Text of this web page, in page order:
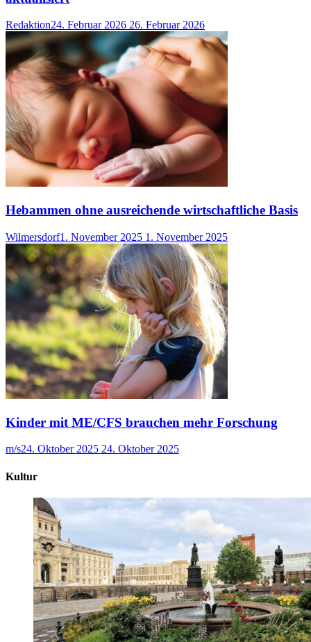
Redaktion24. Februar 2026 26. Februar 2026
Hebammen ohne ausreichende wirtschaftliche Basis
Wilmersdorf1. November 2025 1. November 2025
Kinder mit ME/CFS brauchen mehr Forschung
m/s24. Oktober 2025 24. Oktober 2025
Kultur